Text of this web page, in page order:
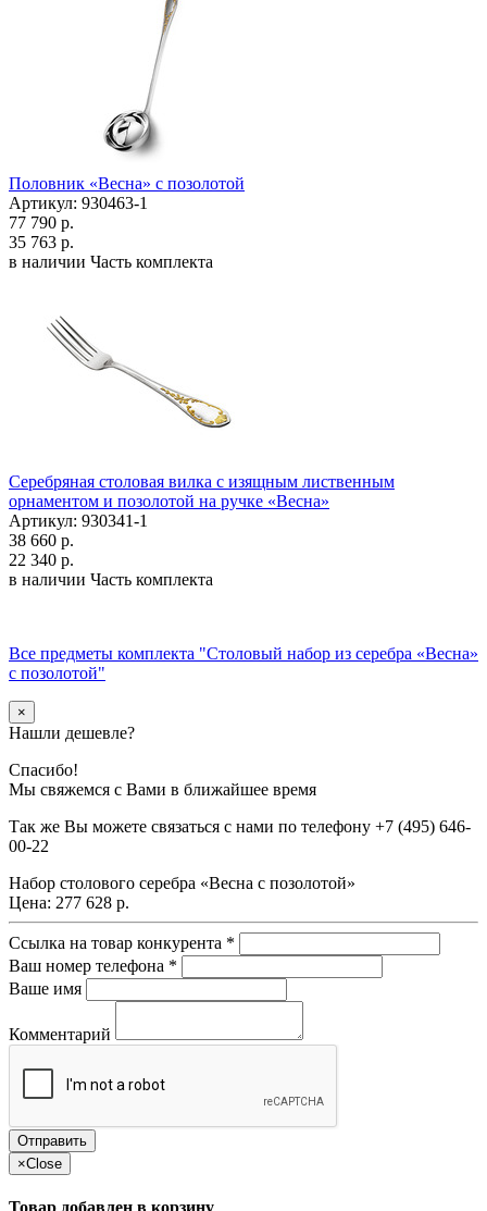
Половник «Весна» с позолотой
Артикул: 930463-1
77 790 р.
35 763 р.
в наличии Часть комплекта
Серебряная столовая вилка с изящным лиственным
орнаментом и позолотой на ручке «Весна»
Артикул: 930341-1
38 660 р.
22 340 р.
в наличии Часть комплекта
Все предметы комплекта "Столовый набор из серебра «Весна»
с позолотой"
×
Нашли дешевле?
Спасибо!
Мы свяжемся с Вами в ближайшее время
Так же Вы можете связаться с нами по телефону +7 (495) 646-
00-22
Набор столового серебра «Весна с позолотой»
Цена: 277 628 р.
Ссылка на товар конкурента *
Ваш номер телефона *
Ваше имя
Комментарий
×Close
Товар добавлен в корзину